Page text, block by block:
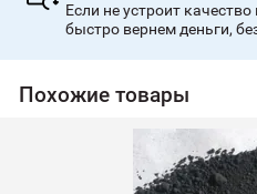
Если не устроит
быстро вернем деньги,
Похожие товары